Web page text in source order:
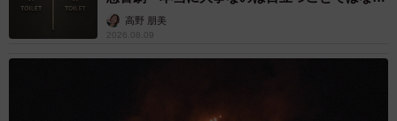
時間かけてハンドルを回し続けるのでした。当時につい
て、作者の高円寺くんに詳しく話を聞きました。
く…高野 朋美
2026.08.09